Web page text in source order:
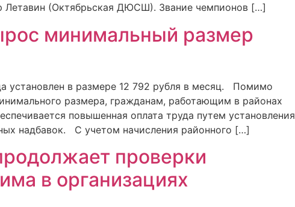
Летавин (Октябрьская ДЮСШ). Звание чемпионов […]
минимальный размер
установлен в размере 12 792 рубля в месяц. Помимо
размера, гражданам, работающим в районах
повышенная оплата труда путем установления
надбавок. С учетом начисления районного […]
проверки
в организациях